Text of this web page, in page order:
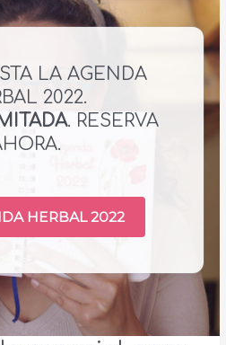
LA AGENDA
2022.
. RESERVA
HERBAL 2022